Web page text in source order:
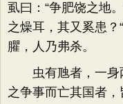
虱曰：“争肥饶之地
之燥耳，其又奚患
臞，人乃弗杀。
虫有虺者，一身
之争事而亡其国者，